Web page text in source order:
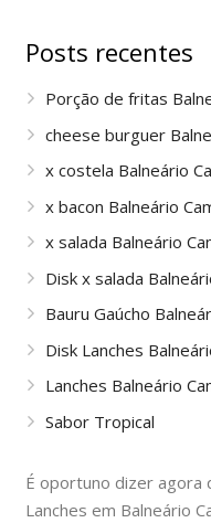
Posts recentes
Porção de fritas
cheese burguer
x costela Balneário
x bacon Balneário
x salada Balneário
Disk x salada
Bauru Gaúcho
Disk Lanches
Lanches Balneário
Sabor Tropical
É oportuno dizer agora
Lanches em Balneário